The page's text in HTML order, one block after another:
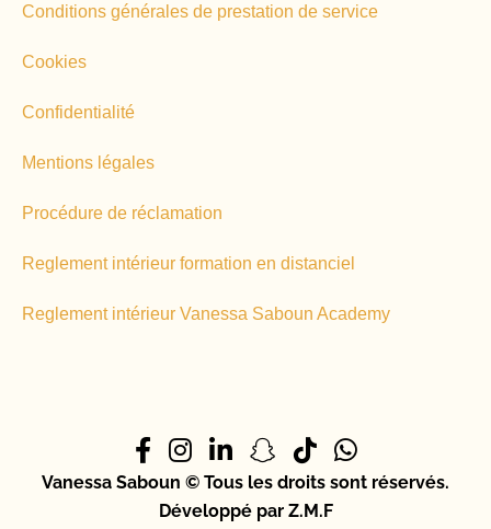
Conditions générales de prestation de service
Cookies
Confidentialité
Mentions légales
Procédure de réclamation
Reglement intérieur formation en distanciel
Reglement intérieur Vanessa Saboun Academy
Vanessa Saboun © Tous les droits sont réservés.
Développé par Z.M.F